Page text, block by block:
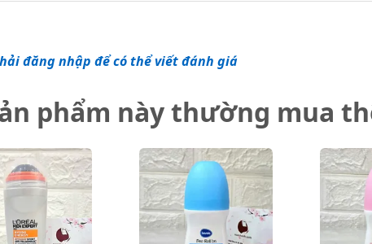
đăng nhập để có thể viết đánh giá
phẩm này thường mua